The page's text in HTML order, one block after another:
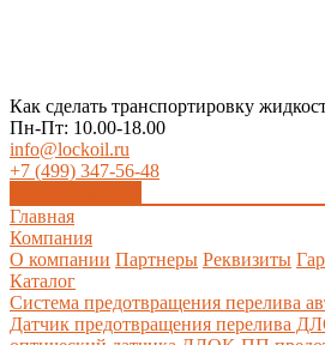
Как сделать транспортировку
Пн-Пт: 10.00-18.00
info@lockoil.ru
+7 (499) 347-56-48
Главная
Компания
О компании Партнеры Реквизиты
Каталог
Система предотвращения перелива
Датчик предотвращения перелива